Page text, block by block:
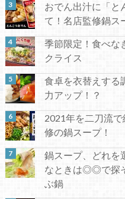
おでん出汁に「と
て！名店監修鍋ス
季節限定！食べな
クライス
食卓を衣替えする
力アップ！？
2021年を二刀流
修の鍋スープ！
鍋スープ、どれを
なときは◎◎で探
ぶ鍋